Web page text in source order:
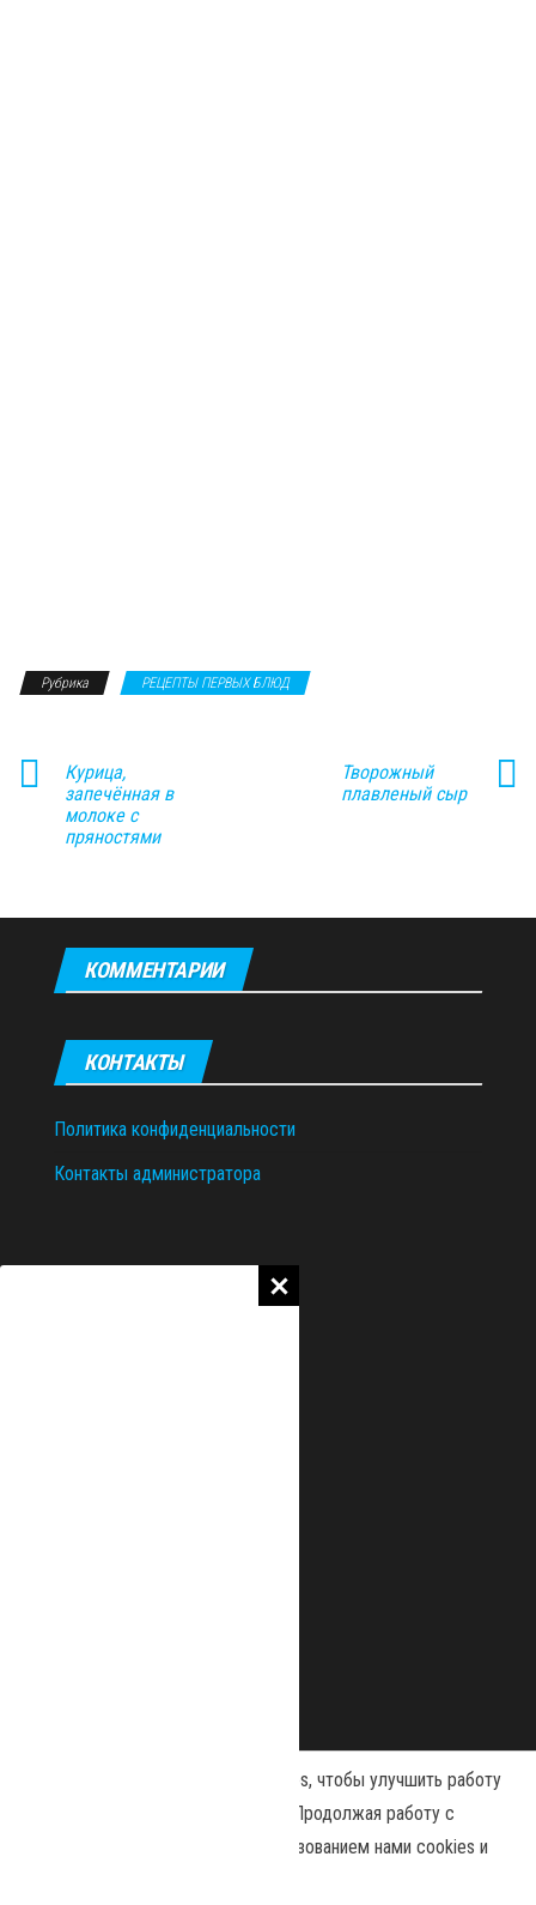
Рубрика РЕЦЕПТЫ ПЕРВЫХ БЛЮД
Курица,
запечённая в
молоке с
пряностями
Творожный
плавленый сыр
КОММЕНТАРИИ
КОНТАКТЫ
Политика конфиденциальности
Контакты администратора
Наш сайт использует файлы cookies, чтобы улучшить работу
и повысить эффективность сайта. Продолжая работу с
сайтом, вы соглашаетесь с использованием нами cookies и